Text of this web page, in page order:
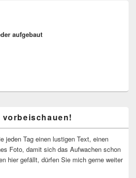
aufgebaut
jeden Tag einen lustigen Text, einen
Foto, damit sich das Aufwachen schon
hier gefällt, dürfen Sie mich gerne weiter